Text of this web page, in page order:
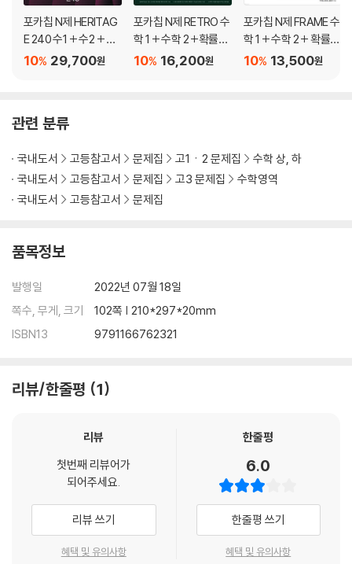
포카칩 N제 HERITAG
E 240 수1 + 수2 + 미
적분 29,700원
10%
포카칩 N제 RETRO 수
학 1 + 수학 2 +확률과
통계 16,200원
10%
포카칩 N제 FRAME 수
학 1 + 수학 2 + 확률과
통계 13,500원
10%
관련 분류
국내도서 고등참고서 문제집 고1ㆍ2 문제집
수학 상, 하
국내도서
고등참고서 문제집 고3 문제집
수학영역
국내도서
고등참고서 문제집
품목정보
발행일
2022년 07월 18일
쪽수, 무게, 크기
102쪽 | 210*297*20mm
ISBN13
9791166762321
리뷰/한줄평 1
리뷰
첫번째 리뷰어가
되어주세요.
리뷰 쓰기
혜택 및 유의사항
한줄평
6.0
한줄평 쓰기
혜택 및 유의사항